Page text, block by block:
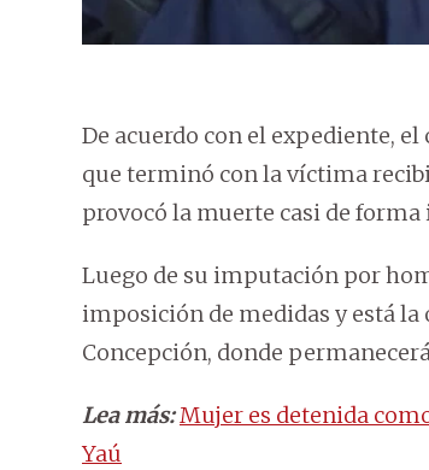
De acuerdo con el expediente,
que terminó con la víctima
provocó la muerte casi de
Luego de su imputación por
imposición de medidas y está
Concepción, donde
Lea más:Mujer es detenida
Yaú